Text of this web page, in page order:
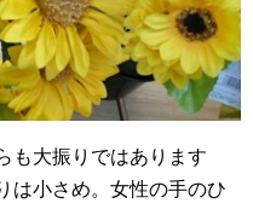
も大振りではあります
は小さめ。女性の手のひ